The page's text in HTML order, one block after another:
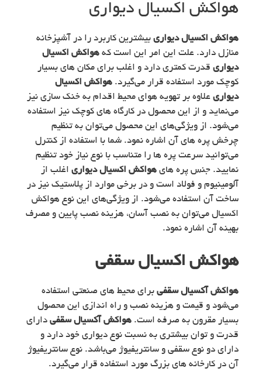
هواکش اکسیال دیواری
هواکش اکسیال دیواری بیشترین کاربرد را در آشپزخانه
منازل دارد. علت این امر این است که هواکش اکسیال
دیواری قدرت کمتری دارد و اغلب برای مکان های بسیار
کوچک مورد استفاده قرار می‌گیرد. هواکش اکسیال
دیواری علاوه بر تهویه هوای محیط اقدام به خنک سازی نیز
می‌نماید و از این محصول در کارگاه های کوچک نیز استفاده
می‌شود. از ویژگی‌های این محصول می‌توان به تنظیم
چرخش پره های آن اشاره نمود. شما با استفاده از کنترل
می‎‌توانید سرعت پره ها را متناسب با نوع نیاز خود تنظیم
نمایید. جنس پره های هواکش اکسیال دیواری اغلب از
آلومینیوم و فولاد است و در برخی موارد از پلاستیک نیز در
ساخت آن استفاده می‌شود. از ویژگی‌های این نوع هواکش
اکسیال می‌توان به نصب آسان، هزینه نصب پایین و مصرف
بهینه آن اشاره نمود.
هواکش اکسیال سقفی
هواکش آکسیال سقفی برای محیط های صنعتی استفاده
می‌شود و قیمت و هزینه نصب و راه اندازی این محصول
بسیار مقرون به صرفه است. هواکش آکسیال سقفی دارای
قدرت و توان بیشتری به نسبت نوع دیواری خود دارد و
دارای دو نوع سقفی و سانتریفیوژ می‌باشد. نوع سانتریفیوژ
آن در کارخانه های بزرگ مورد استفاده قرار می‌گیرد.